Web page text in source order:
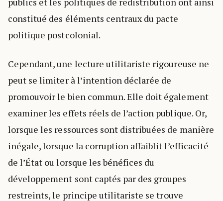
constitué des éléments centraux du pacte
politique postcolonial.
Cependant, une lecture utilitariste rigoureuse ne
peut se limiter à l’intention déclarée de
promouvoir le bien commun. Elle doit également
examiner les effets réels de l’action publique. Or,
lorsque les ressources sont distribuées de manière
inégale, lorsque la corruption affaiblit l’efficacité
de l’État ou lorsque les bénéfices du
développement sont captés par des groupes
restreints, le principe utilitariste se trouve